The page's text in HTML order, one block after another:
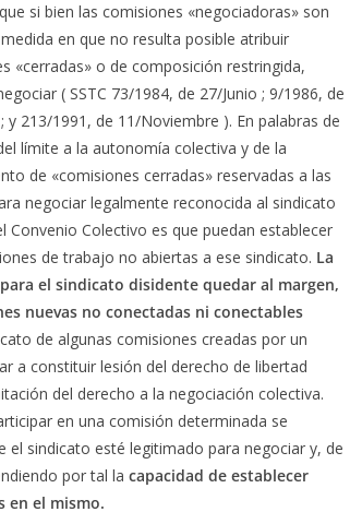
si bien las comisiones «negociadoras» son
en que no resulta posible atribuir
«cerradas» o de composición restringida,
( SSTC 73/1984, de 27/Junio ; 9/1986, de
213/1991, de 11/Noviembre ). En palabras de
límite a la autonomía colectiva y de la
de «comisiones cerradas» reservadas a las
negociar legalmente reconocida al sindicato
Colectivo es que puedan establecer
de trabajo no abiertas a ese sindicato. La
el sindicato disidente quedar al margen,
nuevas no conectadas ni conectables
de algunas comisiones creadas por un
a constituir lesión del derecho de libertad
del derecho a la negociación colectiva.
en una comisión determinada se
el sindicato esté legitimado para negociar y, de
por tal la capacidad de establecer
en el mismo.